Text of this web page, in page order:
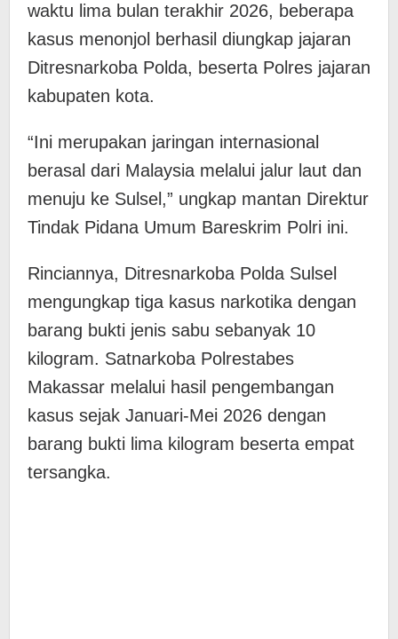
waktu lima bulan terakhir 2026, beberapa
kasus menonjol berhasil diungkap jajaran
Ditresnarkoba Polda, beserta Polres jajaran
kabupaten kota.
“Ini merupakan jaringan internasional
berasal dari Malaysia melalui jalur laut dan
menuju ke Sulsel,” ungkap mantan Direktur
Tindak Pidana Umum Bareskrim Polri ini.
Rinciannya, Ditresnarkoba Polda Sulsel
mengungkap tiga kasus narkotika dengan
barang bukti jenis sabu sebanyak 10
kilogram. Satnarkoba Polrestabes
Makassar melalui hasil pengembangan
kasus sejak Januari-Mei 2026 dengan
barang bukti lima kilogram beserta empat
tersangka.